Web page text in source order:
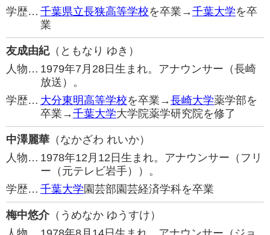
学歴… 千葉県立長狭高等学校を卒業→千葉大学を卒
業
友成由紀（ともなり ゆき）
人物… 1979年7月28日生まれ。アナウンサー（長崎
放送）。
学歴… 大分東明高等学校を卒業→長崎大学薬学部を
卒業→千葉大学大学院薬学研究院を修了
中澤麗華 （なかざわ れいか）
人物… 1978年12月12日生まれ。アナウンサー（フリ
ー（元テレビ岩手））。
学歴… 千葉大学 園芸部園芸経済学科を卒業
梅中悠介（うめなか ゆうすけ）